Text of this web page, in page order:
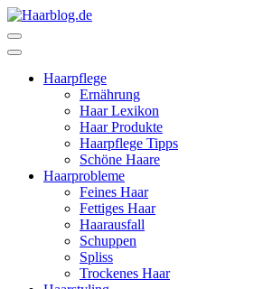
Zum
Inhalt
springen
drücken)Haarpflege
Ernährung
Haar Lexikon
Haar Produkte
Haarpflege Tipps
Schöne Haare
Haarprobleme
Feines Haar
Fettiges Haar
Haarausfall
Schuppen
Spliss
Trockenes Haar